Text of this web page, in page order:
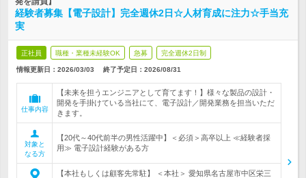
経験者募集【電子設計】完全週休2日☆人材育成に注力☆手当充
実
正社員 職種・業種未経験OK 急募 完全週休2日制
情報更新日：2026/03/03 終了予定日： 2026/08/31
仕事内容
【未来を担うエンジニアとして育てます！】様々な製品の設計・
開発を手掛けている当社にて、電子設計／開発業務を担当いただ
きます。
対象と
なる方
【20代～40代前半の男性活躍中】＜必須＞高卒以上 ≪経験者採
用≫ 電子設計経験がある方
【本社もしくは顧客先常駐】 ＜本社＞ 愛知県名古屋市中区栄三